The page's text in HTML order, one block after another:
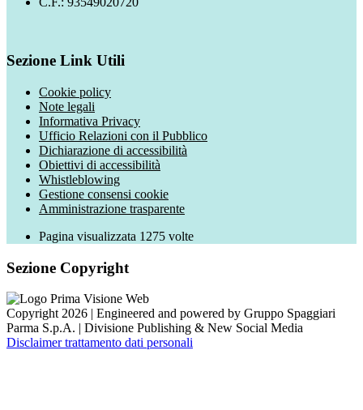
Sezione Link Utili
Cookie policy
Note legali
Informativa Privacy
Ufficio Relazioni con il Pubblico
Dichiarazione di accessibilità
Obiettivi di accessibilità
Whistleblowing
Gestione consensi cookie
Amministrazione trasparente
Pagina visualizzata 1275 volte
Sezione Copyright
Copyright 2026 | Engineered and powered by Gruppo Spaggiari
Parma S.p.A. | Divisione Publishing & New Social Media
Disclaimer trattamento dati personali